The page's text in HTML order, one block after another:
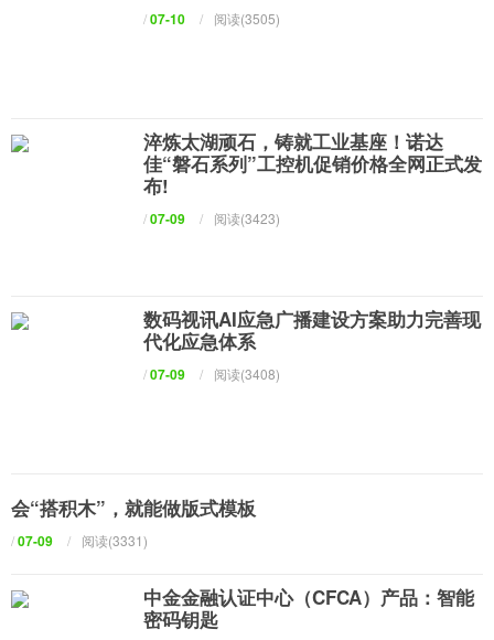
/07-10 / 阅读(3505)
淬炼太湖顽石，铸就工业基座！诺达
佳“磐石系列”工控机促销价格全网正式发
布!
/07-09 / 阅读(3423)
数码视讯AI应急广播建设方案助力完善现
代化应急体系
/07-09 / 阅读(3408)
会“搭积木”，就能做版式模板
/07-09 / 阅读(3331)
中金金融认证中心（CFCA）产品：智能
密码钥匙